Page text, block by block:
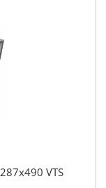
VTS